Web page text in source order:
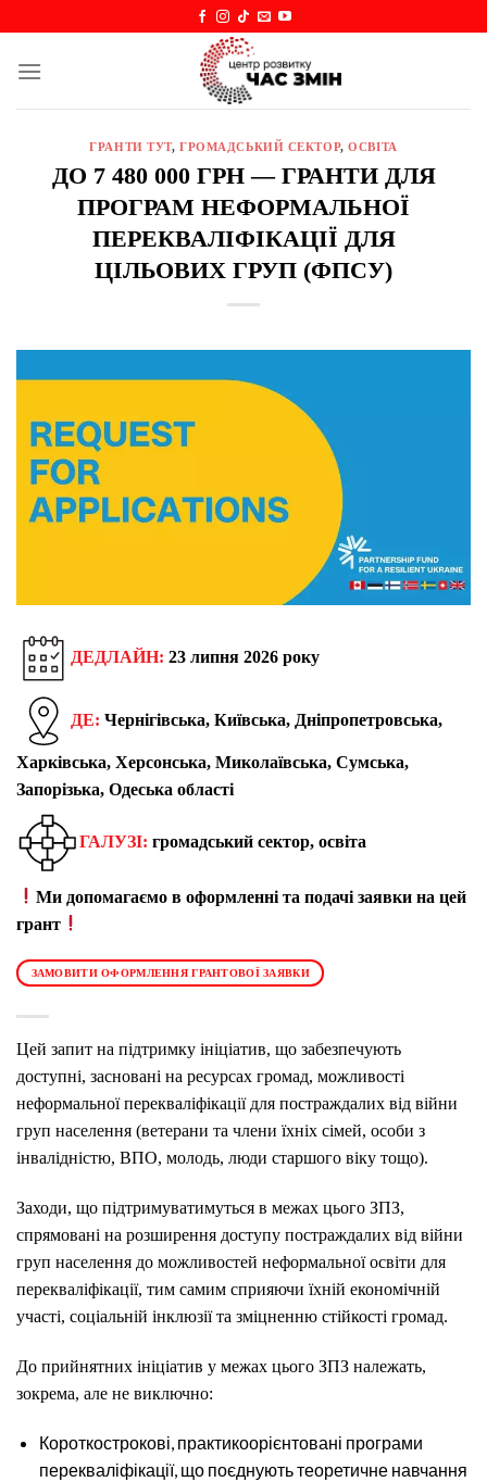
content
ГРАНТИ ТУТ,ГРОМАДСЬКИЙ СЕКТОР,ОСВІТА
ДО 7 480 000 ГРН — ГРАНТИ ДЛЯ
ПРОГРАМ НЕФОРМАЛЬНОЇ
ПЕРЕКВАЛІФІКАЦІЇ ДЛЯ
ЦІЛЬОВИХ ГРУП (ФПСУ)
ДЕДЛАЙН: 23 липня 2026 року
ДЕ: Чернігівська, Київська, Дніпропетровська,
Харківська, Херсонська, Миколаївська, Сумська,
Запорізька, Одеська області
ГАЛУЗІ: громадський сектор, освіта
Ми допомагаємо в оформленні та подачі заявки на цей
грант
ЗАМОВИТИ ОФОРМЛЕННЯ ГРАНТОВОЇ ЗАЯВКИ
Цей запит на підтримку ініціатив, що забезпечують
доступні, засновані на ресурсах громад, можливості
неформальної перекваліфікації для постраждалих від війни
груп населення (ветерани та члени їхніх сімей, особи з
інвалідністю, ВПО, молодь, люди старшого віку тощо).
Заходи, що підтримуватимуться в межах цього ЗПЗ,
спрямовані на розширення доступу постраждалих від війни
груп населення до можливостей неформальної освіти для
перекваліфікації, тим самим сприяючи їхній економічній
участі, соціальній інклюзії та зміцненню стійкості громад.
До прийнятних ініціатив у межах цього ЗПЗ належать,
зокрема, але не виключно:
Короткострокові, практикоорієнтовані програми
перекваліфікації, що поєднують теоретичне навчання